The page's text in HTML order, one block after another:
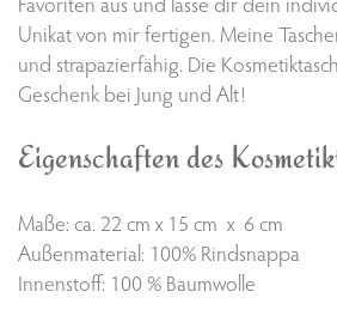
Unikat von mir fertigen. Meine
und strapazierfähig. Die
Geschenk bei Jung und Alt!
Eigenschaften des
Maße: ca. 22 cm x 15 cm x 6 cm
Außenmaterial: 100% Rindsnappa
Innenstoff: 100 % Baumwolle